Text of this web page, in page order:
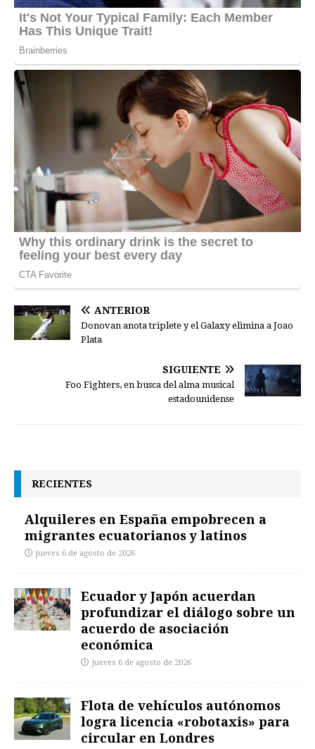
ANTERIOR
Donovan anota triplete y el Galaxy elimina a Joao
Plata
SIGUIENTE
Foo Fighters, en busca del alma musical
estadounidense
RECIENTES
Alquileres en España empobrecen a
migrantes ecuatorianos y latinos
jueves 6 de agosto de 2026
Ecuador y Japón acuerdan
profundizar el diálogo sobre un
acuerdo de asociación
económica
jueves 6 de agosto de 2026
Flota de vehículos autónomos
logra licencia «robotaxis» para
circular en Londres